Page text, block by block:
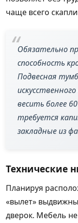
чаще всего
Обязательно
способность
Подвесная
весить более
требуется
закладные из
Технические
Планируя
«вылет»
дверок. Мебель